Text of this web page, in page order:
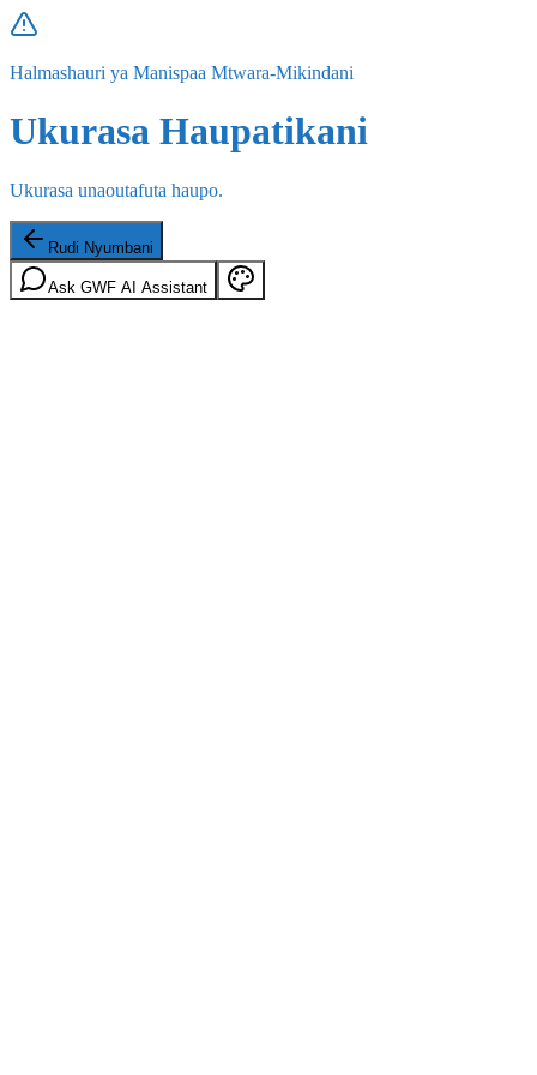
Halmashauri ya Manispaa Mtwara-Mikindani
Ukurasa Haupatikani
Ukurasa unaoutafuta haupo.
Rudi Nyumbani
Ask GWF AI Assistant